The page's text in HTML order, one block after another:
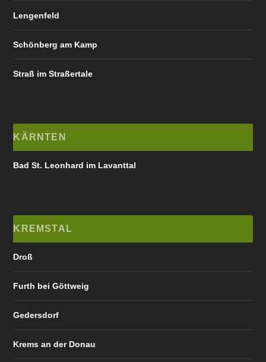
Lengenfeld
Schönberg am Kamp
Straß im Straßertale
KÄRNTEN
Bad St. Leonhard im Lavanttal
KREMSTAL
Droß
Furth bei Göttweig
Gedersdorf
Krems an der Donau